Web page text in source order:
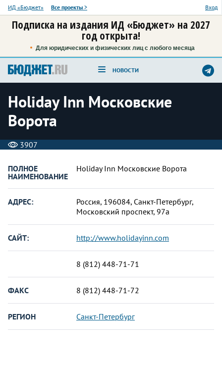
ИД «Бюджет» Все проекты > Вход
Подписка на издания ИД «Бюджет» на 2027
год открыта!
Для юридических и физических лиц с любого месяца
НОВОСТИ
Holiday Inn Московские
Ворота
3907
ПОЛНОЕ
НАИМЕНОВАНИЕ
Holiday Inn Московские Ворота
АДРЕС:
Россия, 196084, Санкт-Петербург,
Московский проспект, 97а
САЙТ: http://www.holidayinn.com
8 (812) 448-71-71
ФАКС 8 (812) 448-71-72
РЕГИОН Санкт-Петербург